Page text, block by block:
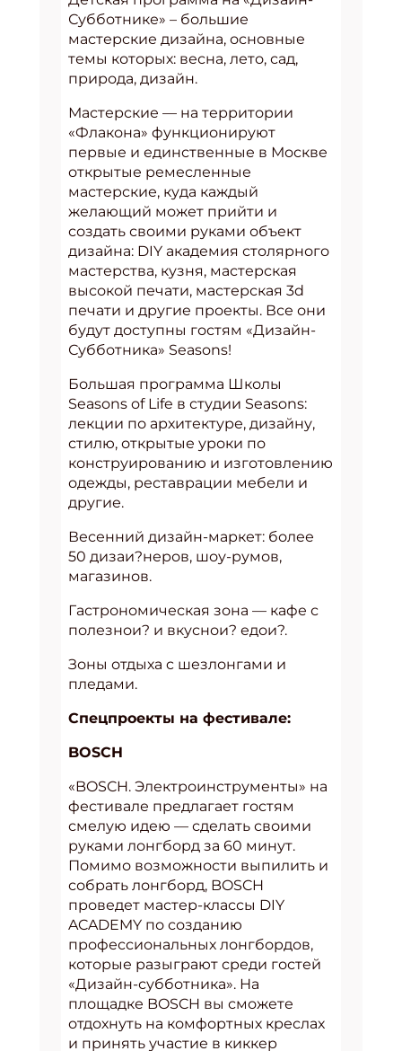
Субботнике» – большие
мастерские дизайна, основные
темы которых: весна, лето, сад,
природа, дизайн.
Мастерские — на территории
«Флакона» функционируют
первые и единственные в Москве
открытые ремесленные
мастерские, куда каждый
желающий может прийти и
создать своими руками объект
дизайна: DIY академия столярного
мастерства, кузня, мастерская
высокой печати, мастерская 3d
печати и другие проекты. Все они
будут доступны гостям «Дизайн-
Субботника» Seasons!
Большая программа Школы
Seasons of Life в студии Seasons:
лекции по архитектуре, дизайну,
стилю, открытые уроки по
конструированию и изготовлению
одежды, реставрации мебели и
другие.
Весенний дизайн-маркет: более
50 дизаи?неров, шоу-румов,
магазинов.
Гастрономическая зона — кафе с
полезнои? и вкуснои? едои?.
Зоны отдыхa c шезлонгами и
пледами.
Спецпроекты на фестивале:
BOSCH
«BOSCH. Электроинструменты» на
фестивале предлагает гостям
смелую идею — сделать своими
руками лонгборд за 60 минут.
Помимо возможности выпилить и
собрать лонгборд, BOSCH
проведет мастер-классы DIY
ACADEMY по созданию
профессиональных лонгбордов,
которые разыграют среди гостей
«Дизайн-субботника». На
площадке BOSCH вы сможете
отдохнуть на комфортных креслах
и принять участие в киккер